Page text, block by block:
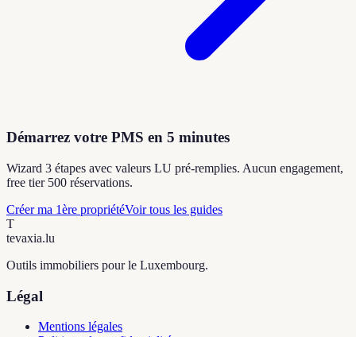
Démarrez votre PMS en 5 minutes
Wizard 3 étapes avec valeurs LU pré-remplies. Aucun engagement,
free tier 500 réservations.
Créer ma 1ère propriétéVoir tous les guides
T
tevaxia.lu
Outils immobiliers pour le Luxembourg.
Légal
Mentions légales